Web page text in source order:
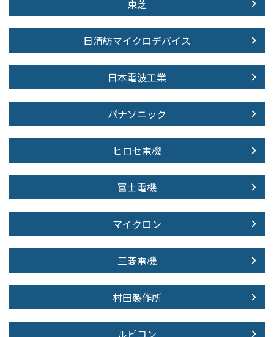
東芝
日清紡マイクロデバイス
日本電波工業
パナソニック
ヒロセ電機
富士電機
マイクロン
三菱電機
村田製作所
ルビコン